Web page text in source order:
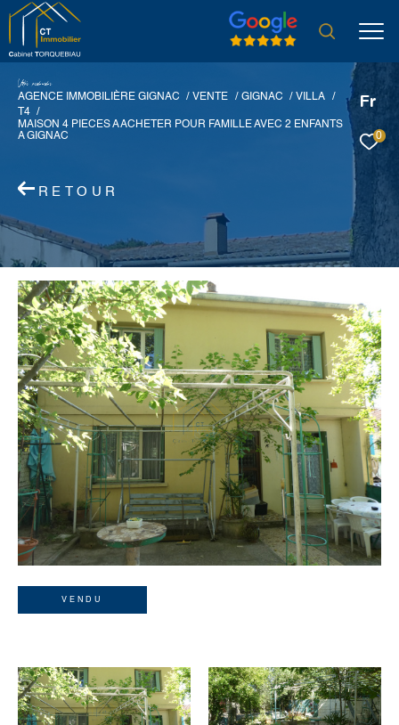
Fr
0
Vore recece
AGENCE IMMOBILIÈRE GIGNAC
VENTE GIGNAC
VILLA
T4
MAISON 4 PIECES A ACHETER POUR FAMILLE AVEC 2 ENFANTS
A GIGNAC
RETOUR
VENDU